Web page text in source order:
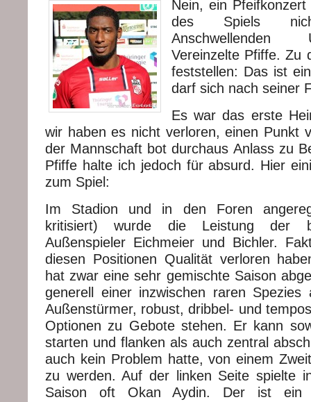
Nein, ein
des Spiels
Vereinzelte Pfiffe. Zu
feststellen: Das ist
darf sich nach seiner
Es war das erste
wir haben es nicht verloren, einen Punkt
der Mannschaft bot durchaus Anlass zu
Pfiffe halte ich jedoch für absurd. Hier
zum Spiel:
Im Stadion und in den Foren
kritisiert) wurde die Leistung der
Außenspieler Eichmeier und Bichler.
diesen Positionen Qualität verloren
hat zwar eine sehr gemischte Saison
generell einer inzwischen raren Spezies
Außenstürmer, robust, dribbel- und
Optionen zu Gebote stehen. Er kann
starten und flanken als auch zentral
auch kein Problem hatte, von einem
zu werden. Auf der linken Seite spielte
Saison oft Okan Aydin. Der ist ein